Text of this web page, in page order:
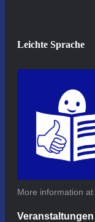
Leichte Sprache
More information at
Veranstaltungen